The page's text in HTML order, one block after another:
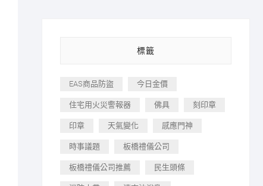
標籤
EAS商品防盜 今日金價
住宅用火災警報器 佛具 刻印章
印章 天氣變化 感應門神
時事議題 板橋禮儀公司
板橋禮儀公司推薦 民生頭條